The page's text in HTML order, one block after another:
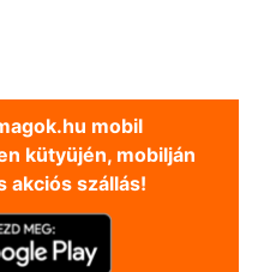
mobil
kütyüjén, mobilján
akciós szállás!